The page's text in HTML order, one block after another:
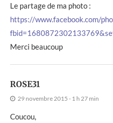
Le partage de ma photo :
https://www.facebook.com/
Merci beaucoup
ROSE31
29 novembre 2015 - 1 h 27 min
Coucou,